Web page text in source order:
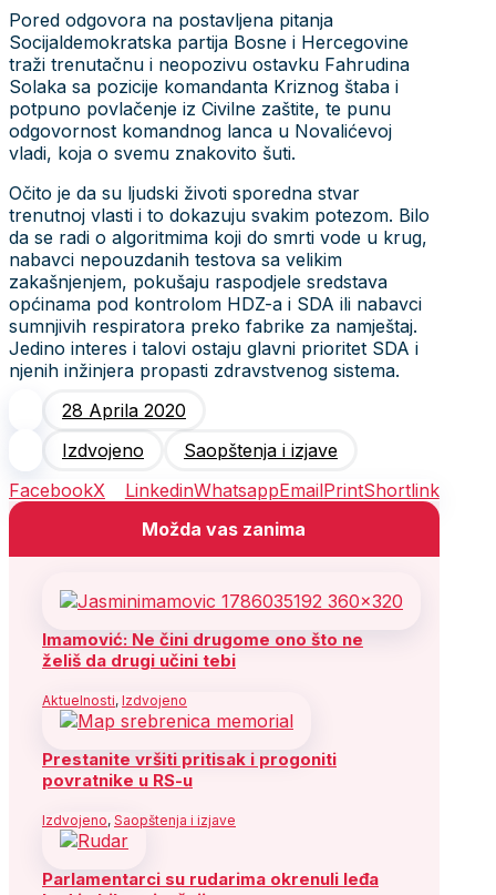
Pored odgovora na postavljena pitanja
Socijaldemokratska partija Bosne i Hercegovine
traži trenutačnu i neopozivu ostavku Fahrudina
Solaka sa pozicije komandanta Kriznog štaba i
potpuno povlačenje iz Civilne zaštite, te punu
odgovornost komandnog lanca u Novalićevoj
vladi, koja o svemu znakovito šuti.
Očito je da su ljudski životi sporedna stvar
trenutnoj vlasti i to dokazuju svakim potezom. Bilo
da se radi o algoritmima koji do smrti vode u krug,
nabavci nepouzdanih testova sa velikim
zakašnjenjem, pokušaju raspodjele sredstava
općinama pod kontrolom HDZ-a i SDA ili nabavci
sumnjivih respiratora preko fabrike za namještaj.
Jedino interes i talovi ostaju glavni prioritet SDA i
njenih inžinjera propasti zdravstvenog sistema.
28 Aprila 2020
Izdvojeno
Saopštenja i izjave
FacebookX LinkedinWhatsappEmailPrintShortlink
Možda vas zanima
Imamović: Ne čini drugome ono što ne
želiš da drugi učini tebi
Aktuelnosti, Izdvojeno
Prestanite vršiti pritisak i progoniti
povratnike u RS-u
Izdvojeno, Saopštenja i izjave
Parlamentarci su rudarima okrenuli leđa